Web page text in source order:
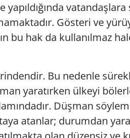
Gösteri ve
bu hak da kullanılmaz
Bu nedenle
yaratırken ülkeyi
Düşman
atanlar; durumdan